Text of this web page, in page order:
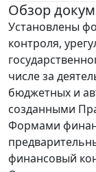
Обзор
Установлены
контроля,
числе за
бюджетных и
созданными
Формами
финансовый